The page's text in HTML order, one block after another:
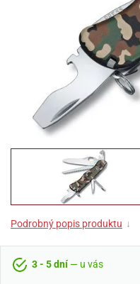
Podrobný popis produktu ↓
3 - 5 dní— u vás